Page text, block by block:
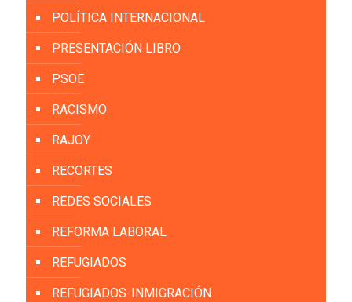
POLÍTICA INTERNACIONAL
PRESENTACIÓN LIBRO
PSOE
RACISMO
RAJOY
RECORTES
REDES SOCIALES
REFORMA LABORAL
REFUGIADOS
REFUGIADOS-INMIGRACIÓN